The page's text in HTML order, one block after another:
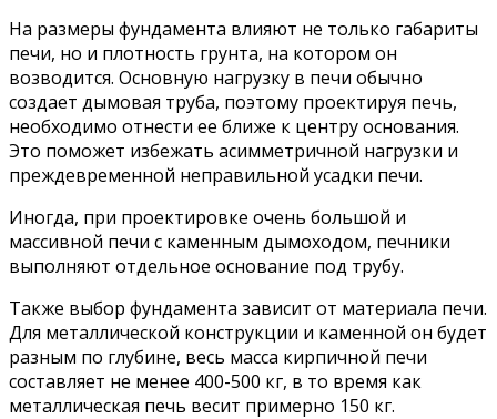
На размеры фундамента влияют не только габариты
печи, но и плотность грунта, на котором он
возводится. Основную нагрузку в печи обычно
создает дымовая труба, поэтому проектируя печь,
необходимо отнести ее ближе к центру основания.
Это поможет избежать асимметричной нагрузки и
преждевременной неправильной усадки печи.
Иногда, при проектировке очень большой и
массивной печи с каменным дымоходом, печники
выполняют отдельное основание под трубу.
Также выбор фундамента зависит от материала печи.
Для металлической конструкции и каменной он будет
разным по глубине, весь масса кирпичной печи
составляет не менее 400-500 кг, в то время как
металлическая печь весит примерно 150 кг.